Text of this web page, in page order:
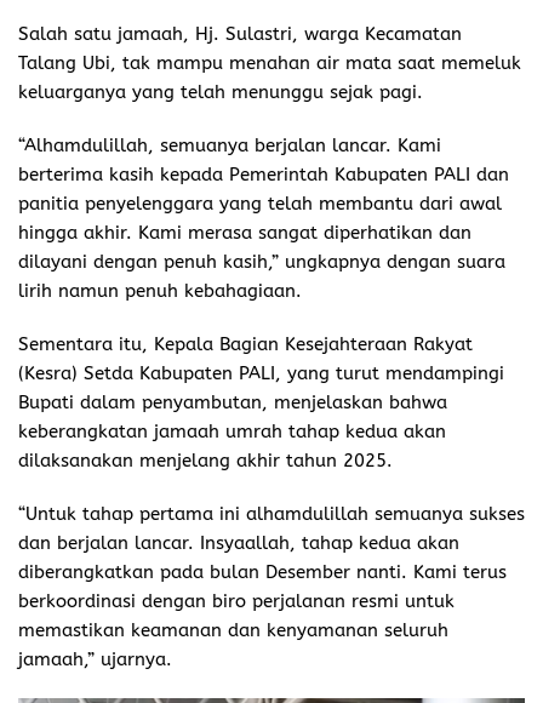
Salah satu jamaah, Hj. Sulastri, warga Kecamatan
Talang Ubi, tak mampu menahan air mata saat memeluk
keluarganya yang telah menunggu sejak pagi.
“Alhamdulillah, semuanya berjalan lancar. Kami
berterima kasih kepada Pemerintah Kabupaten PALI dan
panitia penyelenggara yang telah membantu dari awal
hingga akhir. Kami merasa sangat diperhatikan dan
dilayani dengan penuh kasih,” ungkapnya dengan suara
lirih namun penuh kebahagiaan.
Sementara itu, Kepala Bagian Kesejahteraan Rakyat
(Kesra) Setda Kabupaten PALI, yang turut mendampingi
Bupati dalam penyambutan, menjelaskan bahwa
keberangkatan jamaah umrah tahap kedua akan
dilaksanakan menjelang akhir tahun 2025.
“Untuk tahap pertama ini alhamdulillah semuanya sukses
dan berjalan lancar. Insyaallah, tahap kedua akan
diberangkatkan pada bulan Desember nanti. Kami terus
berkoordinasi dengan biro perjalanan resmi untuk
memastikan keamanan dan kenyamanan seluruh
jamaah,” ujarnya.